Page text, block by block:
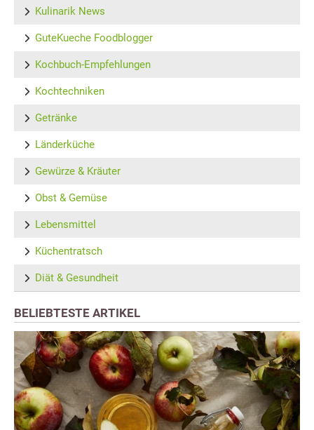
Kulinarik News
GuteKueche Foodblogger
Kochbuch-Empfehlungen
Kochtechniken
Getränke
Länderküche
Gewürze & Kräuter
Obst & Gemüse
Lebensmittel
Küchentratsch
Diät & Gesundheit
BELIEBTESTE ARTIKEL